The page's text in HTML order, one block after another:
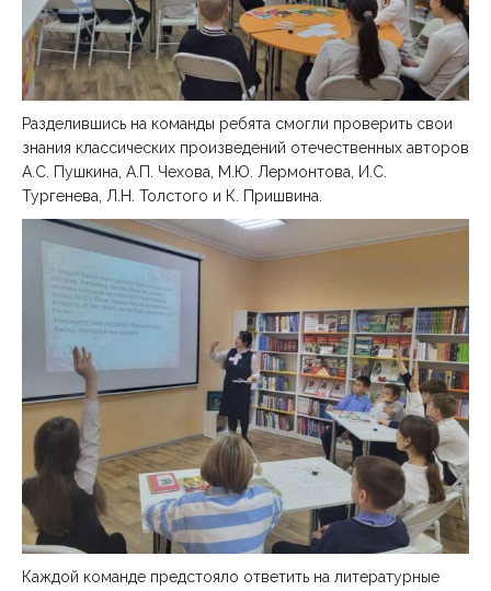
Разделившись на команды ребята смогли проверить свои
знания классических произведений отечественных авторов
А.С. Пушкина, А.П. Чехова, М.Ю. Лермонтова, И.С.
Тургенева, Л.Н. Толстого и К. Пришвина.
Каждой команде предстояло ответить на литературные